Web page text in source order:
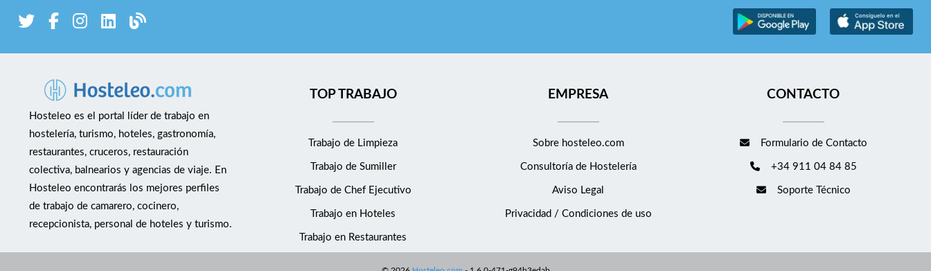
Hosteleo es el portal líder de trabajo en
hostelería, turismo, hoteles, gastronomía,
restaurantes, cruceros, restauración
colectiva, balnearios y agencias de viaje. En
Hosteleo encontrarás los mejores perfiles
de trabajo de camarero, cocinero,
recepcionista, personal de hoteles y turismo.
TOP TRABAJO
Trabajo de Limpieza
Trabajo de Sumiller
Trabajo de Chef Ejecutivo
Trabajo en Hoteles
Trabajo en Restaurantes
EMPRESA
Sobre hosteleo.com
Consultoría de Hostelería
Aviso Legal
Privacidad / Condiciones de uso
CONTACTO
Formulario de Contacto
+34 911 04 84 85
Soporte Técnico